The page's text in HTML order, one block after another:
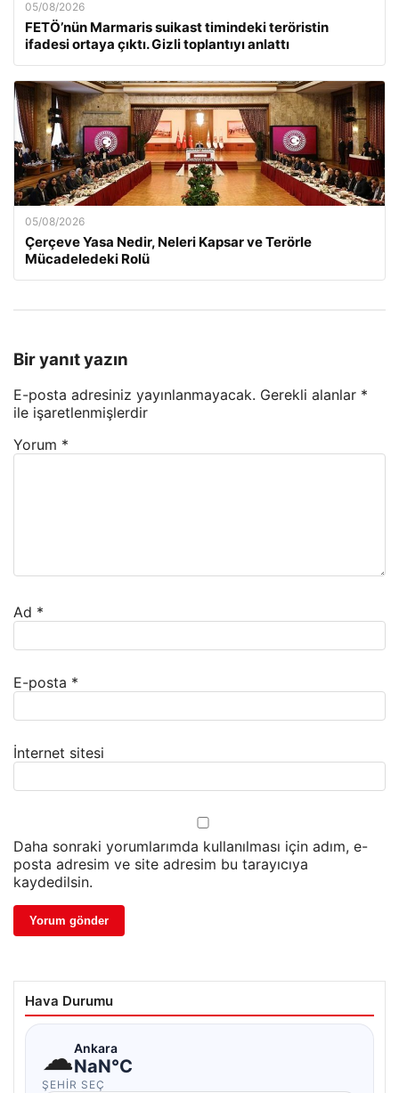
05/08/2026
FETÖ’nün Marmaris suikast timindeki teröristin
ifadesi ortaya çıktı. Gizli toplantıyı anlattı
05/08/2026
Çerçeve Yasa Nedir, Neleri Kapsar ve Terörle
Mücadeledeki Rolü
Bir yanıt yazın
E-posta adresiniz yayınlanmayacak. Gerekli alanlar *
ile işaretlenmişlerdir
Yorum *
Ad *
E-posta *
İnternet sitesi
Daha sonraki yorumlarımda kullanılması için adım, e-
posta adresim ve site adresim bu tarayıcıya
kaydedilsin.
Hava Durumu
☁Ankara
NaN°C
ŞEHIR SEÇ